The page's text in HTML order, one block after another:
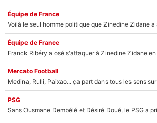
Équipe de France
Équipe de France
Mercato Football
PSG